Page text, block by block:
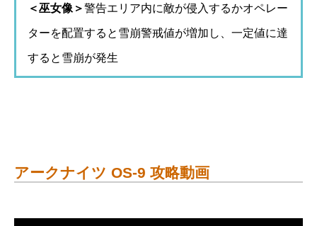
＜巫女像＞警告エリア内に敵が侵入するかオペレー
ターを配置すると雪崩警戒値が増加し、一定値に達
すると雪崩が発生
アークナイツ OS-9 攻略動画